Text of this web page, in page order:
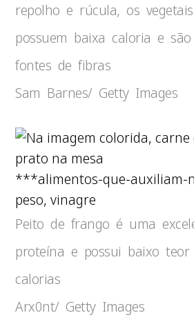
repolho e rúcula, os
possuem baixa caloria e
fontes de fibras
Sam Barnes/ Getty Images
***alimentos-que-auxiliam-
peso, vinagre
Peito de frango é uma
proteína e possui baixo
calorias
Arx0nt/ Getty Images